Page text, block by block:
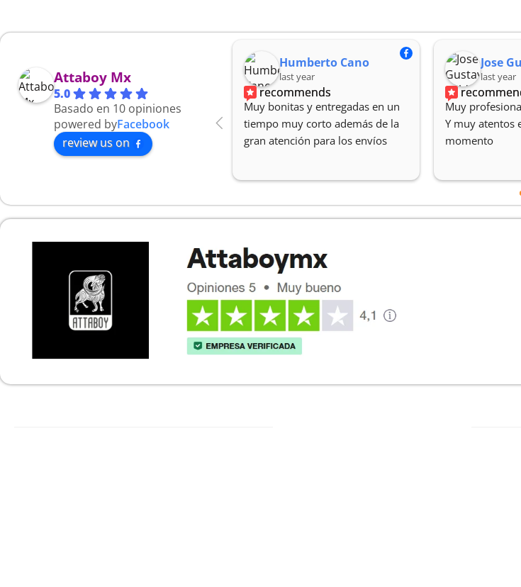
Attaboy Mx
5.0
Basado en 10 opiniones
powered byFacebook
review us on
7 months ago
recommends
Todo llegó a tiempo las cartas
están muy fregonas y tienen muy
buena atención al cliente
Humberto Cano
last year
recommends
Muy bonitas y entregadas en un
tiempo muy corto además de la
gran atención para los envíos
Jose
last year
Muy
Y muy atentos
momento